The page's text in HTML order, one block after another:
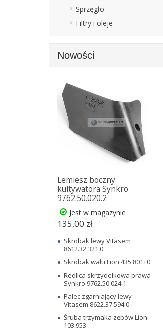
Sprzęgło
Filtry i oleje
Nowości
Lemiesz boczny
kultywatora Synkro
9762.50.020.2
Jest w magazynie
135,00 zł
Skrobak lewy Vitasem
8612.32.321.0
Skrobak wału Lion 435.801+0
Redlica skrzydełkowa prawa
Synkro 9762.50.024.1
Palec zgarniający lewy
Vitasem 8622.37.594.0
Śruba trzymaka zębów Lion
103.953